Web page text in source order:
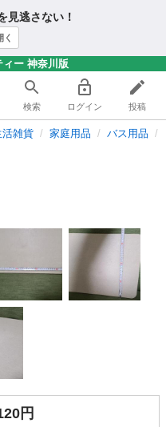
見逃さない！
く
ー 神奈川版
検索 ログイン 投稿
活雑貨 家庭用品 バス用品
円